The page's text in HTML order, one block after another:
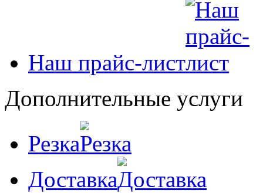
Наш прайс-лист
Дополнительные услуги
Резка
Доставка